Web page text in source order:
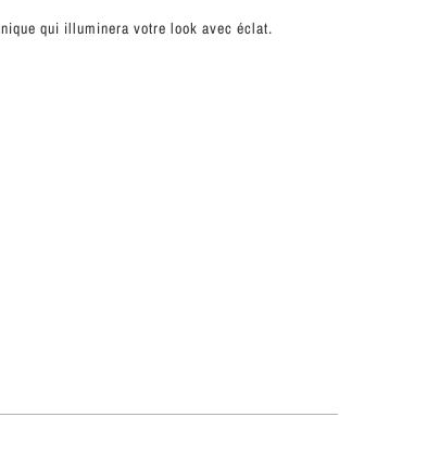
qui illuminera votre look avec éclat.